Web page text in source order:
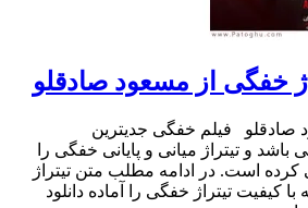
خفگی از مسعود صادقلو
صادقلو فیلم خفگی جدیترین
و تیتراژ میانی و پایانی خفگی را
کرده است. در ادامه مطلب متن تیتراژ
با کیفیت تیتراژ خفگی را آماده دانلود